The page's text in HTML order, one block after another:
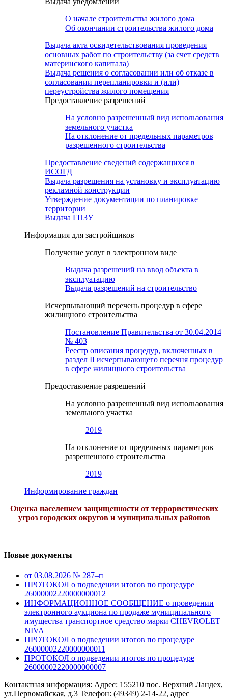
О начале строительства жилого дома
Об окончании строительства жилого дома
Выдача акта освидетельствования проведения
основных работ по строительству (за счет средств
материнского капитала)
Выдача решения о согласовании или об отказе в
согласовании перепланировки и (или)
переустройства жилого помещения
Предоставление разрешений
На условно разрешенный вид использования
земельного участка
На отклонение от предельных параметров
разрешенного строительства
Предоставление сведений содержащихся в
ИСОГД
Выдача разрешения на установку и эксплуатацию
рекламной конструкции
Утверждение документации по планировке
территории
Выдача ГПЗУ
Информация для застройщиков
Получение услуг в электронном виде
Выдача разрешений на ввод объекта в
эксплуатацию
Выдача разрешений на строительство
Исчерпывающий перечень процедур в сфере
жилищного строительства
Постановление Правительства от 30.04.2014
№ 403
Реестр описания процедур, включенных в
раздел II исчерпывающего перечня процедур
в сфере жилищного строительства
Предоставление разрешений
На условно разрешенный вид использования
земельного участка
2019
На отклонение от предельных параметров
разрешенного строительства
2019
Информирование граждан
Оценка населением защищенности от террористических
угроз городских округов и муниципальных районов
Новые документы
от 03.08.2026 № 287–п
ПРОТОКОЛ о подведении итогов по процедуре
26000002220000000012
ИНФОРМАЦИОННОЕ СООБЩЕНИЕ о проведении
электронного аукциона по продаже муниципального
имущества транспортное средство марки CHEVROLET
NIVA
ПРОТОКОЛ о подведении итогов по процедуре
26000002220000000011
ПРОТОКОЛ о подведении итогов по процедуре
26000002220000000007
Контактная информация: Адрес: 155210 пос. Верхний Ландех,
ул.Первомайская, д.3 Телефон: (49349) 2-14-22, адрес